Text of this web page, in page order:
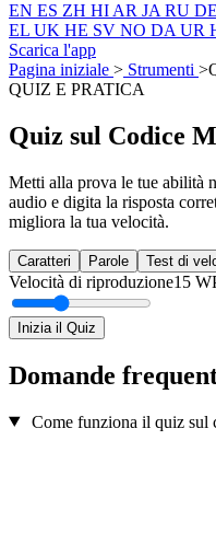
EN ES ZH HI AR JA RU DE
EL UK HE SV NO DA UR
Scarica l'app
Pagina iniziale > Strumenti >
QUIZ E PRATICA
Quiz sul Codice
Metti alla prova le tue abilità
audio e digita la risposta
migliora la tua velocità.
Caratteri Parole Test di
Velocità di riproduzione15
Inizia il Quiz
Domande
Come funziona il quiz sul